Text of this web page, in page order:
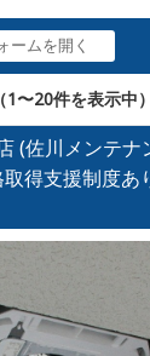
〜20件を表示中）
(佐川メンテ
得支援制度